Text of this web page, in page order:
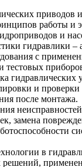
приводов
работы и
и
гидравлики –
с
тестовых
гидравлических
и проверки
после монтажа.
замена
в